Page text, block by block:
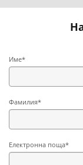
Име*
Фамилия*
Електронна поща*